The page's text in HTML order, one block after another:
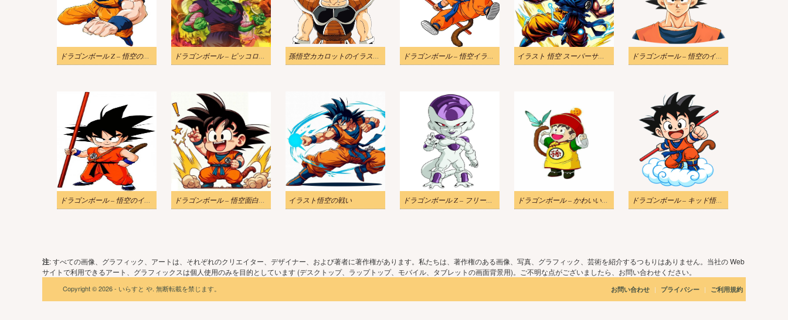
ドラゴンボール Z – 悟空のイラスト ドラゴンボール – ピッコロのイラスト背景 孫悟空カカロットのイラストPNG画像 ドラゴンボール – 悟空イラストダウンロード イラスト 悟空 スーパーサイヤ人 無料 ドラゴンボール – 悟空のイラストプロフィール無料
ドラゴンボール – 悟空のイラスト 2 ドラゴンボール – 悟空面白いイラスト イラスト悟空の戦い ドラゴンボール Z – フリーザ イラスト ドラゴンボール – かわいい悟空のイラスト ドラゴンボール – キッド悟空イラストPNG無料
注: すべての画像、グラフィック、アートは、それぞれのクリエイター、デザイナー、および著者に著作権があります。私たちは、著作権のある画像、写真、グラフィック、芸術を紹介するつもりはありません。当社の Web
サイトで利用できるアート、グラフィックスは個人使用のみを目的としています (デスクトップ、ラップトップ、モバイル、タブレットの画面背景用)。ご不明な点がございましたら、お問い合わせください。
Copyright © 2026 - いらすと や. 無断転載を禁じます。 お問い合わせ | プライバシー | ご利用規約